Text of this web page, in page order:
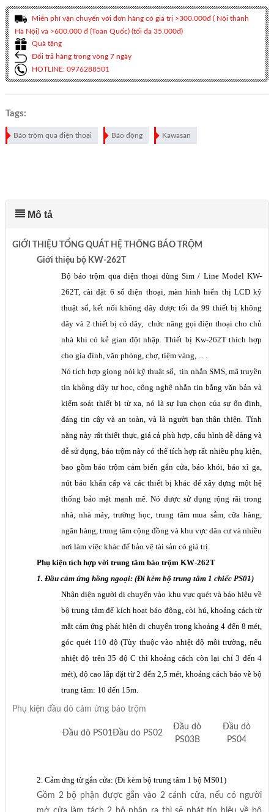
Miễn phí vận chuyển với đơn hàng có giá trị >300.000đ ( Nội thành
Hà Nội) và >600.000 đ (Toàn Quốc) (tối đa 35.000đ)
Quà tặng
Đổi trả hàng trong vòng 7 ngày
HOTLINE: 0976288501
Tags:
Báo trộm qua điện thoại Báo động Kawasan
Mô tả
GIỚI THIỆU TỔNG QUÁT HỆ THỐNG BÁO TRỘM
Giới thiệu bộ KW-262T
Bộ báo trộm qua điện thoại dùng Sim / Line Model KW-
262T, cài đặt 6 số điện thoại, màn hình hiển thị LCD kỹ
thuật số, kết nối không dây được tối đa 99 thiết bị không
dây và 2 thiết bị có dây, chức năng gọi điện thoại cho chủ
nhà khi có kẻ gian đột nhập. Thiết bị Kw-262T thích hợp
cho gia đình, văn phòng, chợ, tiệm vàng, ... .
Nó tích hợp giọng nói kỹ thuật số, tin nhắn SMS, mã truyền
tin không dây tự học, công nghệ nhắn tin bằng văn bản và
kiểm soát thiết bị từ xa, nó là sự lựa chọn của sự ổn định,
đáng tin cậy và an toàn, và là người bạn thân thiện. Tính
năng này rất thiết thực, giá cả phù hợp, cấu hình dễ dàng và
dễ sử dụng, báo trộm này có thể tích hợp rất nhiều phụ kiện,
bao gồm báo trộm cảm biến gắn cửa, báo khói, báo xì ga,
nút báo khẩn cấp và các thiết bị khác để xây dựng một hệ
thống bảo mật mạnh mẽ. Nó được sử dụng rộng rãi trong
nhà, nhà máy, trường học, trung tâm mua sắm, cữa hàng,
ngân hàng, trung tâm cộng đồng và khu vực dân cư và nhiều
nơi làm việc khác để bảo vệ tài sản có giá trị.
Phụ kiện tích hợp với trung tâm báo trộm KW-262T
1. Đầu cảm ứng hồng ngoại: (Đi kèm bộ trung tâm 1 chiếc PS01)
Nhận diện người di chuyển vào khu vực quét và báo hiệu về
bộ trung tâm để kích hoạt báo động, còi hú, khoảng cách từ
mắt cảm ứng phát hiện di chuyển trong khoảng 4 đến 8 mét,
góc quét 110 độ (Tùy thuộc vào nhiệt độ môi trường, nếu
nhiệt độ trên 35 độ C thì khoảng cách còn lại chỉ 3 đến 4
mét), độ cao lắp đặt từ 2 đến 2,5 mét, khoảng cách báo về bộ
trung tâm: 10 đến 15m.
Phụ kiện đầu dò cảm ứng báo trộm
Đầu dò PS01Đầu do PS02
Đầu dò
PS03B
Đầu dò
PS04
2. Cảm ứng từ gắn cửa: (Đi kèm bộ trung tâm 1 bộ MS01)
Gồm 2 bộ phận được gắn vào 2 cánh cửa, nếu có người